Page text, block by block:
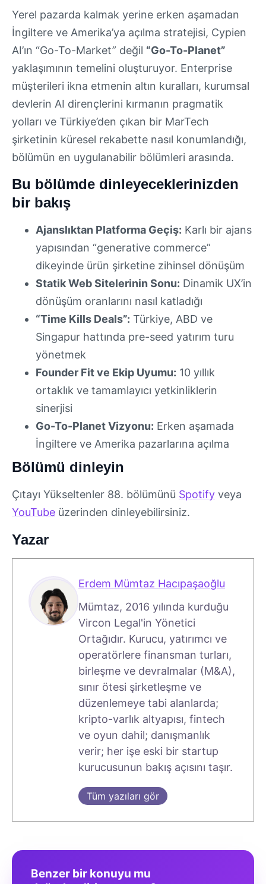
Yerel pazarda kalmak yerine erken aşamadan
İngiltere ve Amerika’ya açılma stratejisi, Cypien
AI’ın “Go-To-Market” değil “Go-To-Planet”
yaklaşımının temelini oluşturuyor. Enterprise
müşterileri ikna etmenin altın kuralları, kurumsal
devlerin AI dirençlerini kırmanın pragmatik
yolları ve Türkiye’den çıkan bir MarTech
şirketinin küresel rekabette nasıl konumlandığı,
bölümün en uygulanabilir bölümleri arasında.
Bu bölümde dinleyeceklerinizden
bir bakış
Ajanslıktan Platforma Geçiş: Karlı bir ajans
yapısından “generative commerce”
dikeyinde ürün şirketine zihinsel dönüşüm
Statik Web Sitelerinin Sonu: Dinamik UX’in
dönüşüm oranlarını nasıl katladığı
“Time Kills Deals”: Türkiye, ABD ve
Singapur hattında pre-seed yatırım turu
yönetmek
Founder Fit ve Ekip Uyumu: 10 yıllık
ortaklık ve tamamlayıcı yetkinliklerin
sinerjisi
Go-To-Planet Vizyonu: Erken aşamada
İngiltere ve Amerika pazarlarına açılma
Bölümü dinleyin
Çıtayı Yükseltenler 88. bölümünü Spotify veya
YouTube üzerinden dinleyebilirsiniz.
Yazar
Erdem Mümtaz Hacıpaşaoğlu
Mümtaz, 2016 yılında kurduğu
Vircon Legal'in Yönetici
Ortağıdır. Kurucu, yatırımcı ve
operatörlere finansman turları,
birleşme ve devralmalar (M&A),
sınır ötesi şirketleşme ve
düzenlemeye tabi alanlarda;
kripto-varlık altyapısı, fintech
ve oyun dahil; danışmanlık
verir; her işe eski bir startup
kurucusunun bakış açısını taşır.
Tüm yazıları gör
Benzer bir konuyu mu